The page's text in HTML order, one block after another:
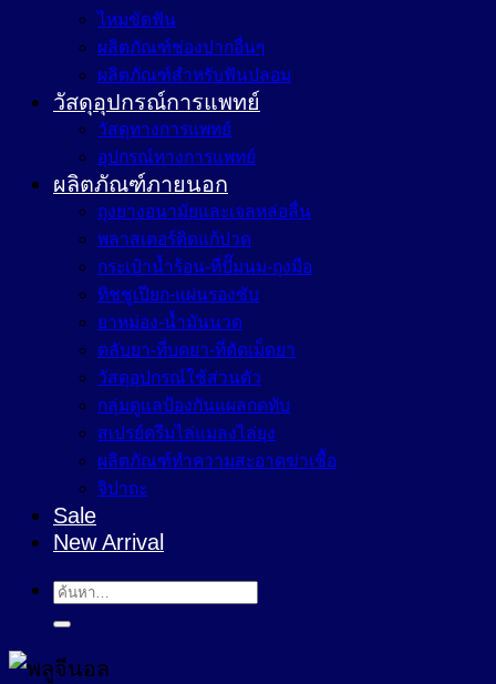
ไหมขัดฟัน
ผลิตภัณฑ์ช่องปากอื่นๆ
ผลิตภัณฑ์สำหรับฟันปลอม
วัสดุอุปกรณ์การแพทย์
วัสดุทางการแพทย์
อุปกรณ์ทางการแพทย์
ผลิตภัณฑ์ภายนอก
ถุงยางอนามัยและเจลหล่อลื่น
พลาสเตอร์ติดแก้ปวด
กระเป๋าน้ำร้อน-ที่ปั๊มนม-ถุงมือ
ทิชชูเปียก-แผ่นรองซับ
ยาหม่อง-น้ำมันนวด
ตลับยา-ที่บดยา-ที่ตัดเม็ดยา
วัสดุอุปกรณ์ใช้ส่วนตัว
กลุ่มดูแลป้องกันแผลกดทับ
สเปรย์ครีมไล่แมลงไล่ยุง
ผลิตภัณฑ์ทำความสะอาดฆ่าเชื้อ
จิปาถะ
Sale
New Arrival
ค้นหา: